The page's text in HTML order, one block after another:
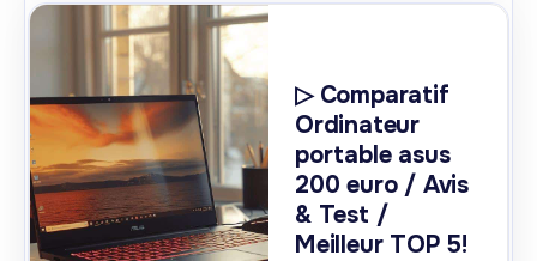
▷ Comparatif
Ordinateur
portable asus
200 euro / Avis
& Test /
Meilleur TOP 5!